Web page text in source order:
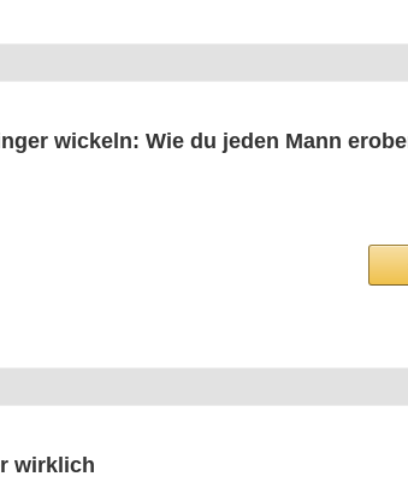
wickeln: Wie du jeden Mann
wirklich